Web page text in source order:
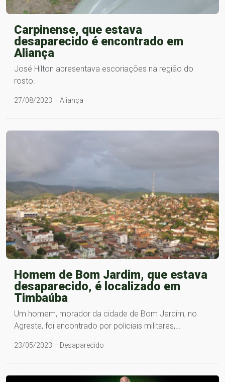
Carpinense, que estava
desaparecido é encontrado em
Aliança
José Hilton apresentava escoriações na região do
rosto.
27/08/2023 – Aliança
Homem de Bom Jardim, que estava
desaparecido, é localizado em
Timbaúba
Um homem, morador da cidade de Bom Jardim, no
Agreste, foi encontrado por policiais militares,…
23/05/2023 – Desaparecido